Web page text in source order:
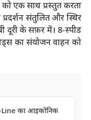
को एक साथ प्रस्तुत करता
संतुलित और स्थिर
दूरी के सफ़र में। 8-स्पीड
का संयोजन वाहन को
का आइकोनिक